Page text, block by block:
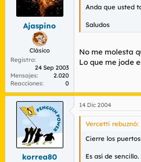
Ajaspino
Clásico
Registro
24 Sep 2003
Mensajes
2.020
Reacciones
0
Anda que usted
Saludos
No me molesta
Lo que me jode
korrea80
14 Dic 2004
Vercetti rebuznó:
Cierre los
Es así de sencillo.